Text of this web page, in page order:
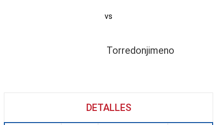
vs
Torredonjimeno
DETALLES